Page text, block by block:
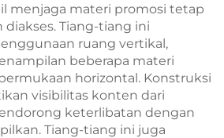
menjaga materi promosi tetap
Tiang-tiang ini
ruang vertikal,
beberapa materi
horizontal. Konstruksi
visibilitas konten dari
keterlibatan dengan
Tiang-tiang ini juga